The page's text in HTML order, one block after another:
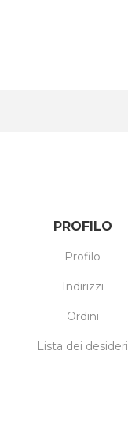
PROFILO
Profilo
Indirizzi
Ordini
Lista dei desideri